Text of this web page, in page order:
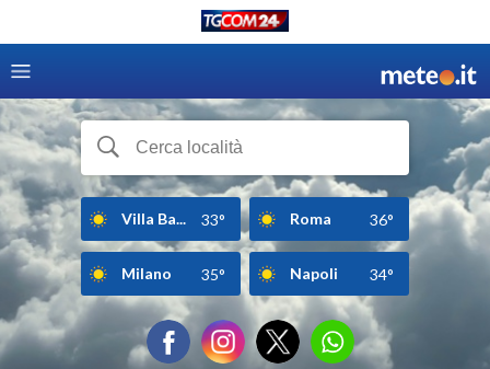
Villa Ba... 33° Roma 36°
Milano 35° Napoli 34°